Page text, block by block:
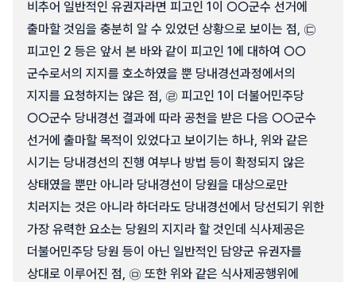
비추어 일반적인 유권자라면 피고인 1이 ○○군수 선거에
출마할 것임을 충분히 알 수 있었던 상황으로 보이는 점, ㉢
피고인 2 등은 앞서 본 바와 같이 피고인 1에 대하여 ○○
군수로서의 지지를 호소하였을 뿐 당내경선과정에서의
지지를 요청하지는 않은 점, ㉣ 피고인 1이 더불어민주당
○○군수 당내경선 결과에 따라 공천을 받은 다음 ○○군수
선거에 출마할 목적이 있었다고 보이기는 하나, 위와 같은
시기는 당내경선의 진행 여부나 방법 등이 확정되지 않은
상태였을 뿐만 아니라 당내경선이 당원을 대상으로만
치러지는 것은 아니라 하더라도 당내경선에서 당선되기 위한
가장 유력한 요소는 당원의 지지라 할 것인데 식사제공은
더불어민주당 당원 등이 아닌 일반적인 담양군 유권자를
상대로 이루어진 점, ㉤ 또한 위와 같은 식사제공행위에